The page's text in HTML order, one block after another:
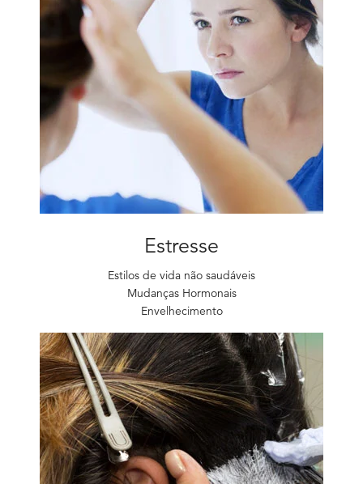
Estresse
Estilos de vida não saudáveis
Mudanças Hormonais
Envelhecimento